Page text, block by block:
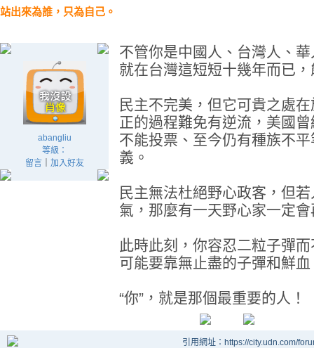
站出來為誰，只為自己。
abangliu
等級：
留言｜ 加入好友
不管你是中國人、台灣人、
就在台灣這短短十幾年而已
民主不完美，但它可貴之處
正的過程難免有逆流，美國
不能投票、至今仍有種族不
義。
民主無法杜絕野心政客，但
氣，那麼有一天野心家一定
此時此刻，你容忍二粒子彈
可能要靠無止盡的子彈和鮮血
“你”，就是那個最重要的人！
引用網址：https://city.udn.com/